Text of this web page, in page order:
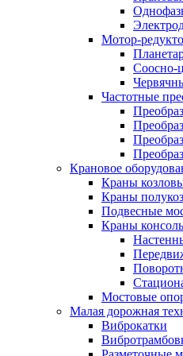
Мотор-
Соосно-
Частотные
Крановое
Краны
Краны
Подвесные
Краны
Мостовые
Малая дорожная
Виброкатки